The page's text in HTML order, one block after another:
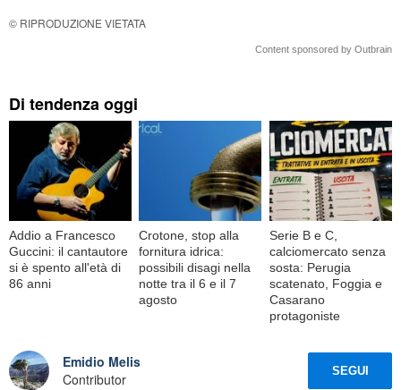
© RIPRODUZIONE VIETATA
Content sponsored by Outbrain
Di tendenza oggi
Addio a Francesco
Guccini: il cantautore
si è spento all'età di
86 anni
Crotone, stop alla
fornitura idrica:
possibili disagi nella
notte tra il 6 e il 7
agosto
Serie B e C,
calciomercato senza
sosta: Perugia
scatenato, Foggia e
Casarano
protagoniste
Emidio Melis
Contributor
SEGUI